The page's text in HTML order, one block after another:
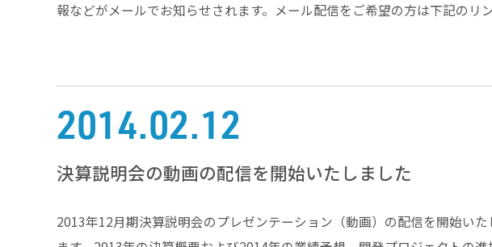
報などがメールでお知らせされます。メール配信をご希望の方は下記の
2014.02.12
決算説明会の動画の配信を開始いたしました
2013年12月期決算説明会のプレゼンテーション（動画）の配信を開始い